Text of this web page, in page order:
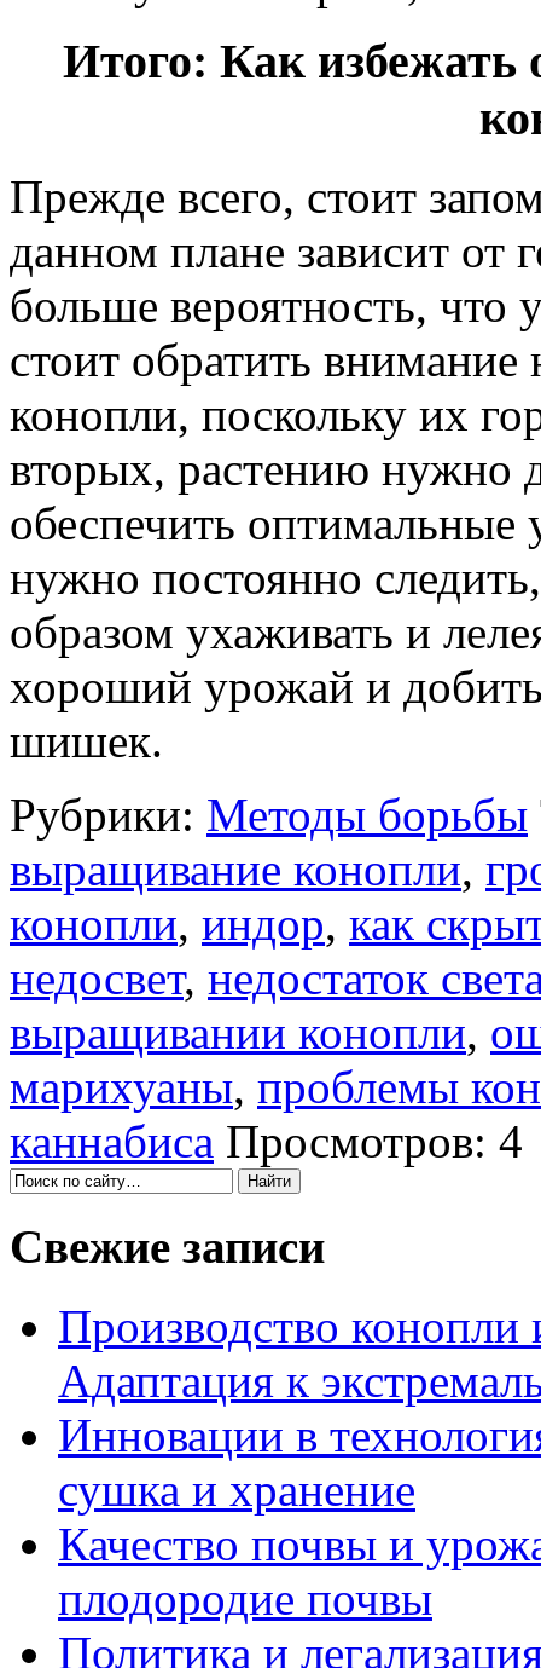
Итого: Как
Прежде всего, стоит
данном плане зависит от
больше вероятность, что
стоит обратить внимание
конопли, поскольку их
вторых, растению нужно
обеспечить
нужно постоянно
образом ухаживать и
хороший урожай и
шишек.
Рубрики: Методы борьбы
выращивание конопли,
конопли, индор, как
недосвет, недостаток
выращивании конопли,
марихуаны, проблемы
каннабиса Просмотров: 4
Свежие записи
Производство конопли
Адаптация к
Инновации в
сушка и хранение
Качество почвы и
плодородие почвы
Политика и